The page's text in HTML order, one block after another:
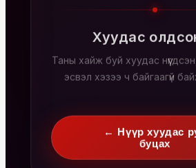
Хуудас
Таны хайж буй хуудас
эсвэл хэзээ ч байгаагүй
← Нүүр хуудас
буцах